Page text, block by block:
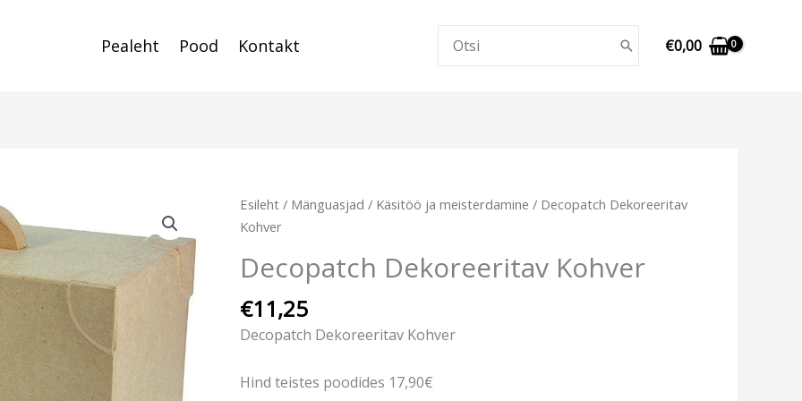
Pealeht Pood Kontakt
for:
€0,00
Esileht / Mänguasjad / Käsitöö ja meisterdamine / Decopatch Dekoreeritav
Kohver
Decopatch Dekoreeritav Kohver
€11,25
Decopatch Dekoreeritav Kohver
Hind teistes poodides 17,90€